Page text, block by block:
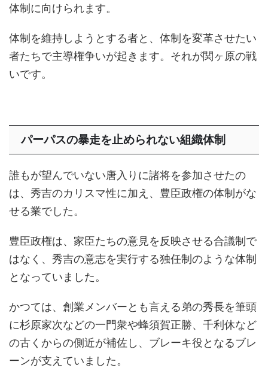
体制に向けられます。
体制を維持しようとする者と、体制を変革させたい
者たちで主導権争いが起きます。それが関ヶ原の戦
いです。
パーパスの暴走を止められない組織体制
誰もが望んでいない唐入りに諸将を参加させたの
は、秀吉のカリスマ性に加え、豊臣政権の体制がな
せる業でした。
豊臣政権は、家臣たちの意見を反映させる合議制で
はなく、秀吉の意志を実行する独任制のような体制
となっていました。
かつては、創業メンバーとも言える弟の秀長を筆頭
に杉原家次などの一門衆や蜂須賀正勝、千利休など
の古くからの側近が補佐し、ブレーキ役となるブレ
ーンが支えていました。